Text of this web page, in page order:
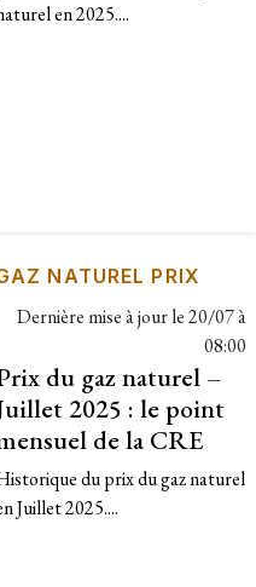
en 2025....
NATUREL PRIX
Dernière mise à jour le20/07 à
08:00
du gaz naturel –
2025 : le point
de la CRE
du prix du gaz naturel
Juillet 2025....